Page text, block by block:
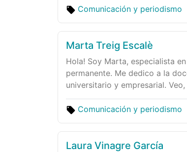
Comunicación y periodismo
Marta Treig Escalè
Hola! Soy Marta, especialista
permanente. Me dedico a la
universitario y empresarial.
Comunicación y periodismo
Laura Vinagre García